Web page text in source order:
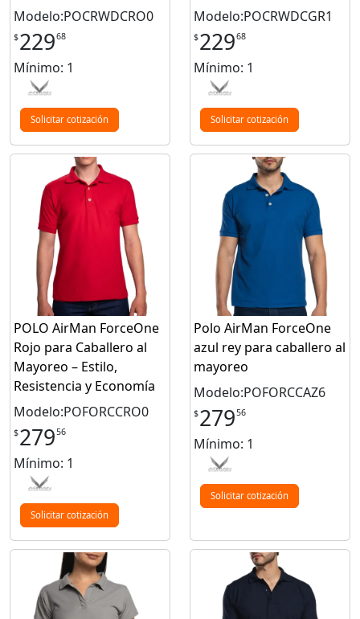
Modelo:POCRWDCRO0
$22968
Mínimo: 1
Solicitar cotización
Modelo:POCRWDCGR1
$22968
Mínimo: 1
Solicitar cotización
POLO AirMan ForceOne
Rojo para Caballero al
Mayoreo – Estilo,
Resistencia y Economía
Modelo:POFORCCRO0
$27956
Mínimo: 1
Solicitar cotización
Polo AirMan ForceOne
azul rey para caballero al
mayoreo
Modelo:POFORCCAZ6
$27956
Mínimo: 1
Solicitar cotización